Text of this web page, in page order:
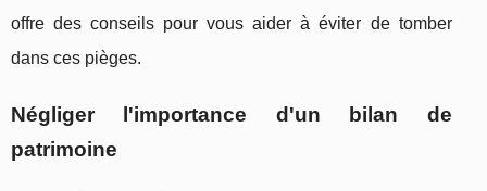
offre des conseils pour vous aider à éviter de tomber
dans ces pièges.
Négliger l'importance d'un bilan de
patrimoine